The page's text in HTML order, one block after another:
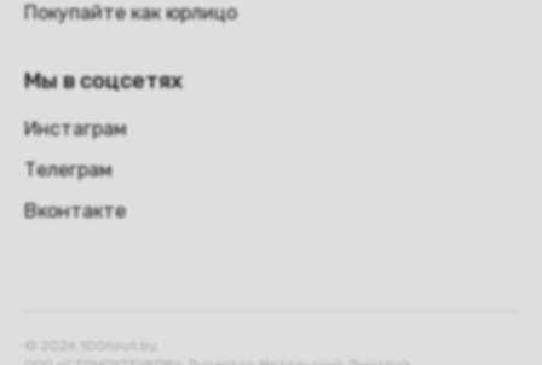
Покупайте как юрлицо
Мы в соцсетях
Инстаграм
Телеграм
Вконтакте